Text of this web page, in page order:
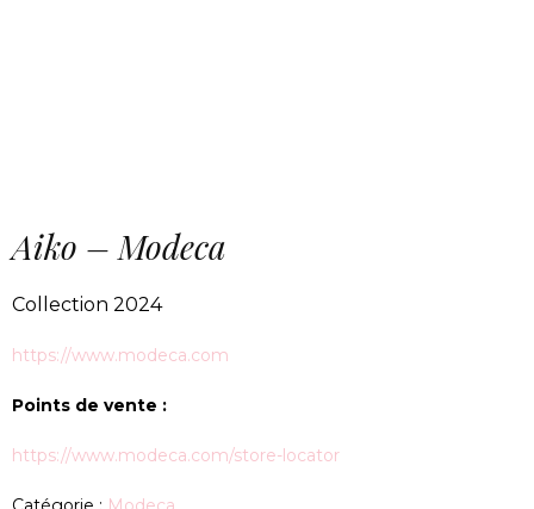
Aiko – Modeca
Collection 2024
https://www.modeca.com
Points de vente :
https://www.modeca.com/store-locator